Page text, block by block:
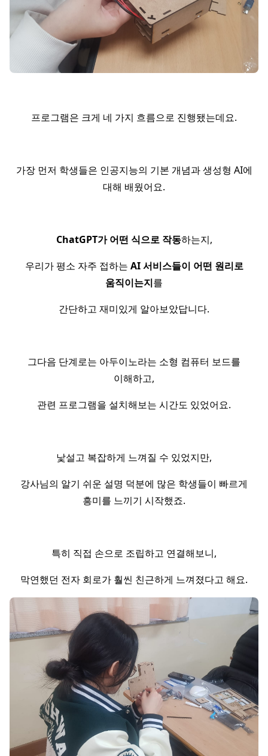
프로그램은 크게 네 가지 흐름으로 진행됐는데요.
가장 먼저 학생들은 인공지능의 기본 개념과 생성형 AI에
대해 배웠어요.
ChatGPT가 어떤 식으로 작동하는지,
우리가 평소 자주 접하는 AI 서비스들이 어떤 원리로
움직이는지를
간단하고 재미있게 알아보았답니다.
그다음 단계로는 아두이노라는 소형 컴퓨터 보드를
이해하고,
관련 프로그램을 설치해보는 시간도 있었어요.
낯설고 복잡하게 느껴질 수 있었지만,
강사님의 알기 쉬운 설명 덕분에 많은 학생들이 빠르게
흥미를 느끼기 시작했죠.
특히 직접 손으로 조립하고 연결해보니,
막연했던 전자 회로가 훨씬 친근하게 느껴졌다고 해요.